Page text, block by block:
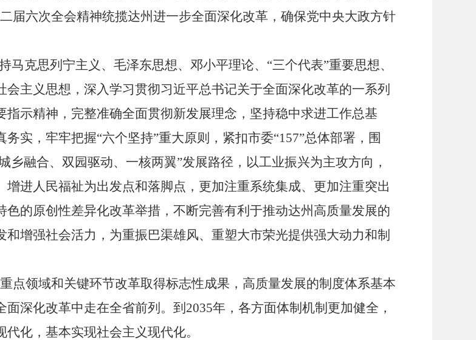
届六次全会精神统揽达州进一步全面深化改革，确保党中央大政方针
马克思列宁主义、毛泽东思想、邓小平理论、 “三个代表”重要思想、
主义思想，深入学习贯彻习近平总书记关于全面深化改革的一系列
示精神，完整准确全面贯彻新发展理念，坚持稳中求进工作总基
务实，牢牢把握“六个坚持”重大原则，紧扣市委“157”总体部署，围
乡融合、双园驱动、一核两翼”发展路径，以工业振兴为主攻方向，
进人民福祉为出发点和落脚点，更加注重系统集成、更加注重突出
的原创性差异化改革举措，不断完善有利于推动达州高质量发展的
增强社会活力，为重振巴渠雄风、重塑大市荣光提供强大动力和制
点领域和关键环节改革取得标志性成果，高质量发展的制度体系基本
深化改革中走在全省前列。到 2035年，各方面体制机制更加健全，
化，基本实现社会主义现代化。